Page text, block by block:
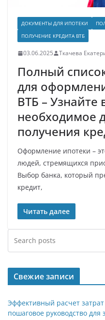
ДОКУМЕНТЫ ДЛЯ ИПОТЕКИ
ПОЛУЧЕНИЕ КРЕДИТА ВТБ
03.06.2025 Ткачева
Полный
для
ВТБ – Узнайте
необходимое
получения
Оформление ипотеки –
людей, стремящихся
Выбор банка, который
кредит,
Читать далее
Свежие записи
Эффективный расчет
пошаговое руководство